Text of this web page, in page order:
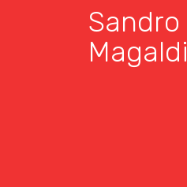
Sandro
Magaldi